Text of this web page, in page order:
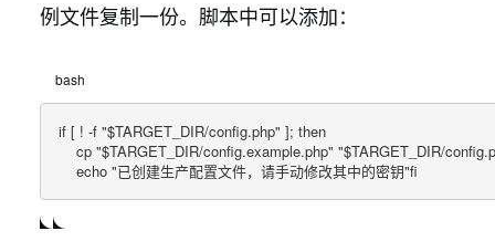
例文件复制一份。脚本中可以添加：
bash
if [ ! -f "$TARGET_DIR/config.php" ]; then
cp "$TARGET_DIR/config.example.php" "$TARGET_DIR/
echo "已创建生产配置文件，请手动修改其中的密钥"fi